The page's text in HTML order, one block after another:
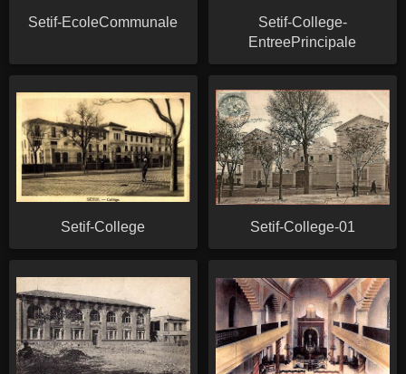
Setif-EcoleCommunale
Setif-College-
EntreePrincipale
Setif-College Setif-College-01